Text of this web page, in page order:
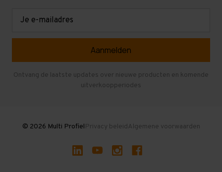
Gebruikte entresolvloeren
Ontvang de laatste updates over nieuwe producten en komende
uitverkoopperiodes
© 2026 Multi ProfielPrivacy beleidAlgemene voorwaarden